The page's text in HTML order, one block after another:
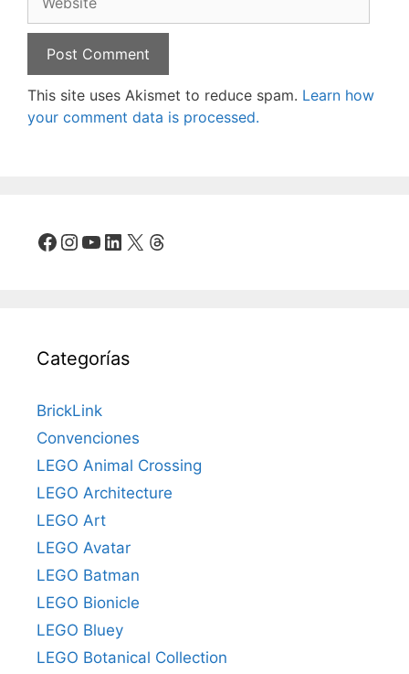
This site uses Akismet to reduce spam. Learn how
your comment data is processed.
Facebook
Instagram
YouTube
LinkedIn
X Threads
Categorías
BrickLink
Convenciones
LEGO Animal Crossing
LEGO Architecture
LEGO Art
LEGO Avatar
LEGO Batman
LEGO Bionicle
LEGO Bluey
LEGO Botanical Collection